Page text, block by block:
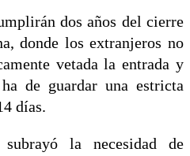
dos años del cierre
donde los extranjeros no
vetada la entrada y
de guardar una estricta
días.
la necesidad de